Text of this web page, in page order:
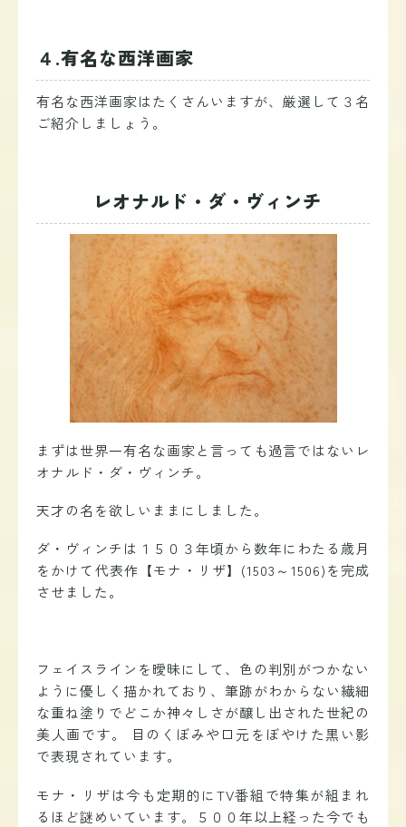
４.有名な西洋画家
有名な西洋画家はたくさんいますが、厳選して３名
ご紹介しましょう。
レオナルド・ダ・ヴィンチ
まずは世界一有名な画家と言っても過言ではないレ
オナルド・ダ・ヴィンチ。
天才の名を欲しいままにしました。
ダ・ヴィンチは１５０３年頃から数年にわたる歳月
をかけて代表作【モナ・リザ】(1503～1506)を完成
させました。
フェイスラインを曖昧にして、色の判別がつかない
ように優しく描かれており、筆跡がわからない繊細
な重ね塗りでどこか神々しさが醸し出された世紀の
美人画です。
目のくぼみや口元をぼやけた黒い影
で表現されています。
モナ・リザは今も定期的にTV番組で特集が組まれ
るほど謎めいています。５００年以上経った今でも